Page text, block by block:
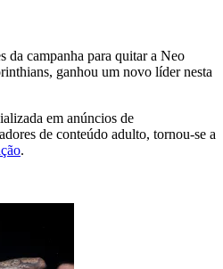
da campanha para quitar a Neo
ganhou um novo líder nesta
em anúncios de
de conteúdo adulto, tornou-se a
.